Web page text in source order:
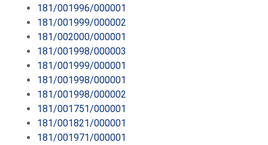
181/001996/000001
181/001999/000002
181/002000/000001
181/001998/000003
181/001999/000001
181/001998/000001
181/001998/000002
181/001751/000001
181/001821/000001
181/001971/000001